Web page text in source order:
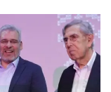
Fabiola
Escuchar a